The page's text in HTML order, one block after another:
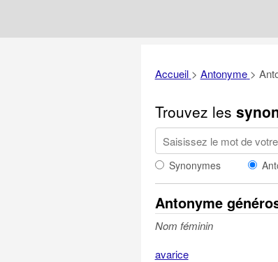
Accueil > Antonyme >
Trouvez les
Synonymes
Antonyme
Nom féminin
avarice